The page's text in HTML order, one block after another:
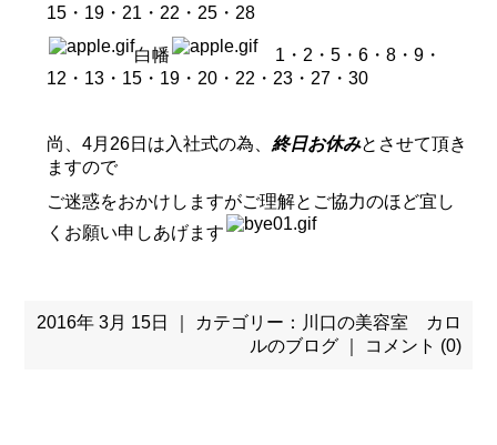
15・19・21・22・25・28
白幡
1・2・5・6・8・9・
12・13・15・19・20・22・23・27・30
尚、4月26日は入社式の為、終日お休みとさせて頂き
ますので
ご迷惑をおかけしますがご理解とご協力のほど宜し
くお願い申しあげます
2016年 3月 15日 ｜ カテゴリー： 川口の美容室 カロ
ルのブログ｜ コメント (0)